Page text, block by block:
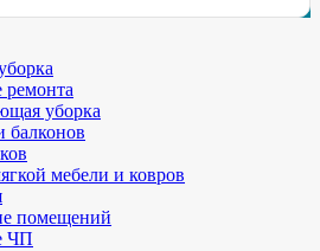
ремонта
уборка
балконов
мебели и ковров
помещений
ЧП